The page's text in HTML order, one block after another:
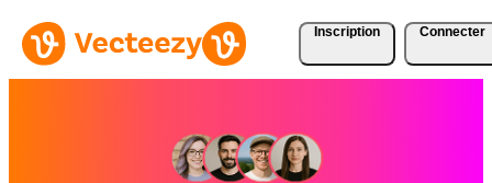
Inscription Connecter